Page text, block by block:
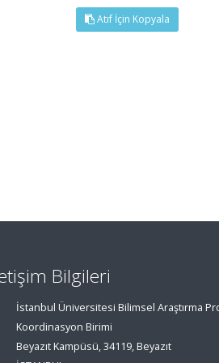
Atıf İçin Kopyala
Bilgileri
İstanbul Üniversitesi Bilimsel Araştırma
Koordinasyon Birimi
Beyazıt Kampüsü, 34119, Beyazıt